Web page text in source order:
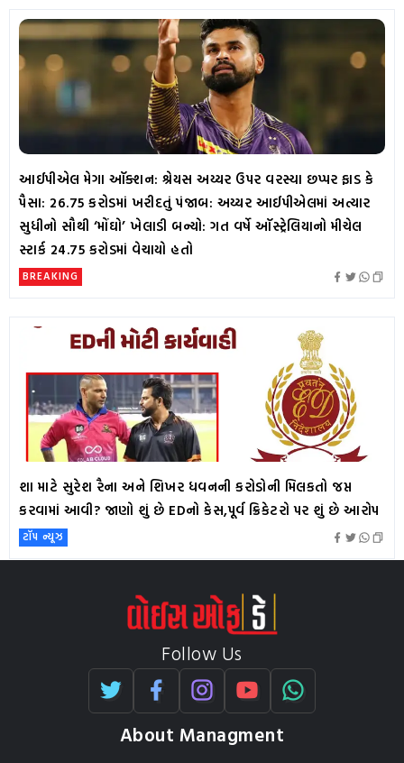
આઈપીએલ મેગા ઑક્શન: શ્રેયસ અય્યર ઉપર વરસ્યા છપ્પર ફાડ કે
પૈસા: 26.75 કરોડમાં ખરીદતું પંજાબ: અય્યર આઈપીએલમાં અત્યાર
સુધીનો સૌથી ‘મોંઘો’ ખેલાડી બન્યો: ગત વર્ષે ઑસ્ટ્રેલિયાનો મીચેલ
સ્ટાર્ક 24.75 કરોડમાં વેચાયો હતો
BREAKING
શા માટે સુરેશ રૈના અને શિખર ધવનની કરોડોની મિલકતો જપ્ત
કરવામાં આવી? જાણો શું છે EDનો કેસ,પૂર્વ ક્રિકેટરો પર શું છે આરોપ
ટૉપ ન્યૂઝ
Follow Us
About Managment